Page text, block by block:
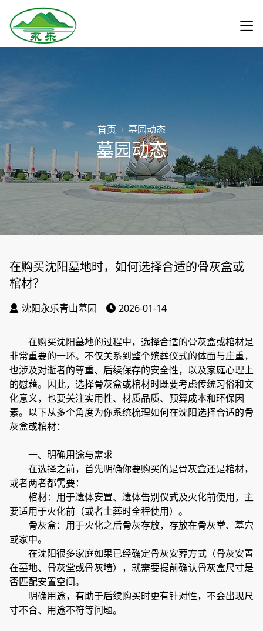
首页 墓园动态
墓园动态
在购买沈阳墓地时，如何选择合适的骨灰盒或
棺材？
沈阳永乐青山墓园 2026-01-14
在购买沈阳墓地的过程中，选择合适的骨灰盒或棺材是
非常重要的一环。不仅关系到整个殡葬仪式的体面与庄重，
也涉及对逝者的尊重、后续保存的安全性，以及家庭心理上
的慰藉。因此，选择骨灰盒或棺材时既要考虑传统习俗和文
化意义，也要关注实用性、材质品质、预算成本和环保因
素。以下从多个角度为你系统梳理如何在沈阳选择合适的骨
灰盒或棺材：
一、明确用途与需求
在选择之前，首先明确你要购买的是骨灰盒还是棺材，
或者两者都需要：
棺材：用于遗体安置、遗体告别仪式及火化前使用，主
要适用于火化前（或者土葬时全程使用）。
骨灰盒：用于火化之后骨灰存放，存放在骨灰堂、墓穴
或家中。
在沈阳很多家庭如果已经确定骨灰安葬方式（骨灰安置
在墓地、骨灰堂或骨灰墙），就需要提前确认骨灰盒尺寸是
否匹配安置空间。
明确用途，有助于后续购买时更有针对性，不会出现尺
寸不合、用途不符等问题。